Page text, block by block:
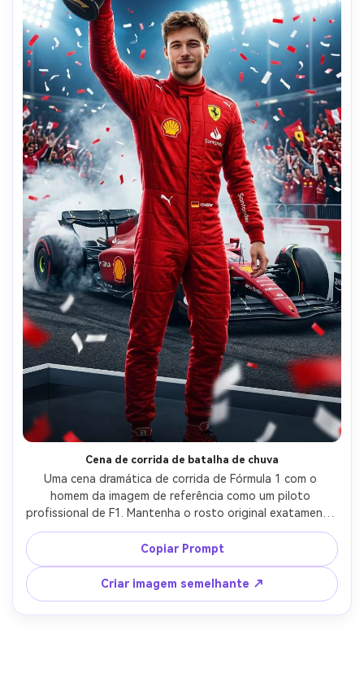
Cena de corrida de batalha de chuva
Uma cena dramática de corrida de Fórmula 1 com o
homem da imagem de referência como um piloto
profissional de F1. Mantenha o rosto original exatamente
o mesmo. Ele está de pé com confiança em um terno de
corrida Ferrari enquanto um carro Ferrari de Fórmula 1
corre por uma pista encharcada de chuva atrás dele.
sprays de água dos pneus e gotículas de chuva escorrem
pelo ar. O asfalto molhado reflete as luzes da corrida
criando um clima cinematográfico intenso. Cena de
Copiar Prompt
Criar imagem semelhante ↗